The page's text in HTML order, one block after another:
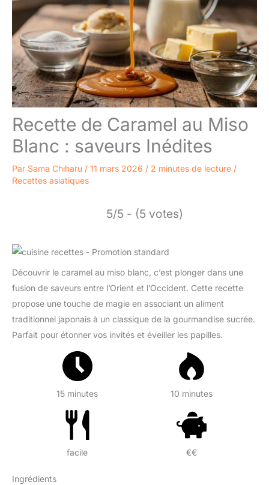
Recette de Caramel au Miso
Blanc : saveurs Inédites
Par Sama Chiharu / 11 mars 2026 / 2 minutes de lecture /
Recettes asiatiques
5/5 - (5 votes)
Découvrir le caramel au miso blanc, c’est plonger dans une
fusion de saveurs entre l’Orient et l’Occident. Cette recette
propose une touche de magie en associant un aliment
traditionnel japonais à un classique de la gourmandise sucrée.
Parfait pour étonner vos invités et éveiller les papilles.
15 minutes 10 minutes
facile €€
Ingrédients